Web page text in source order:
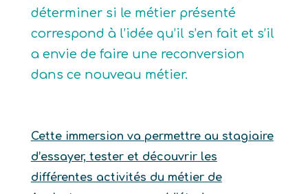
déterminer si le métier présenté
correspond à l’idée qu’il s’en fait et s’il
a envie de faire une reconversion
dans ce nouveau métier.
Cette immersion va permettre au stagiaire
d’essayer, tester et découvrir les
différentes activités du métier de